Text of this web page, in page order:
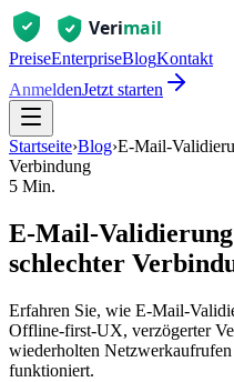
PreiseEnterpriseBlogKontakt
AnmeldenJetzt starten
Startseite›Blog›E-Mail-
Verbindung
5 Min.
E-Mail-
schlechter
Erfahren Sie, wie
Offline‑first‑UX, verzögerter
wiederholten
funktioniert.